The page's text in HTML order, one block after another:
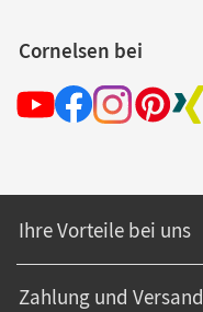
Cornelsen bei
Ihre Vorteile bei uns
Zahlung und Versand